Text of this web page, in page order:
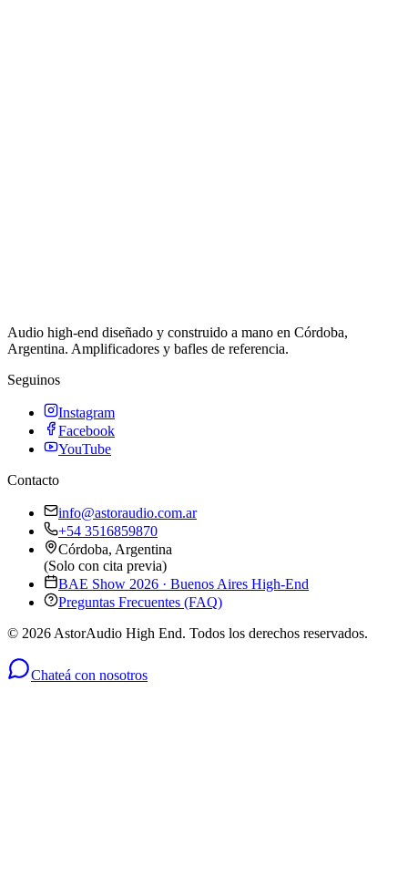
Audio high-end diseñado y construido a mano en Córdoba,
Argentina. Amplificadores y bafles de referencia.
Seguinos
Instagram
Facebook
YouTube
Contacto
info@astoraudio.com.ar
+54 3516859870
Córdoba, Argentina
(Solo con cita previa)
BAE Show 2026 · Buenos Aires High-End
Preguntas Frecuentes (FAQ)
© 2026 AstorAudio High End. Todos los derechos reservados.
Chateá con nosotros